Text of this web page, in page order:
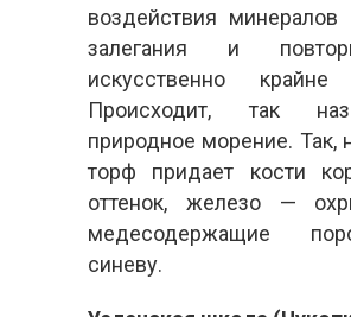
воздействия минералов
залегания и
искусственно
Происходит, так
природное морение. Так,
торф придает кости
оттенок, железо —
медесодержащие
синеву.